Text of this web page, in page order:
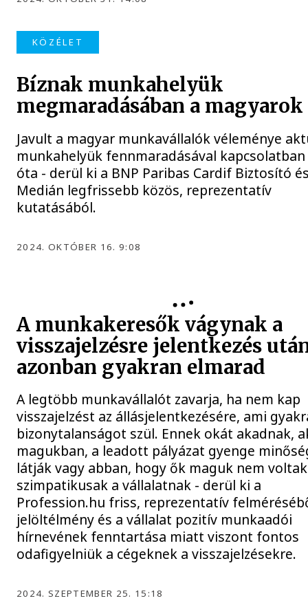
KÖZÉLET
Bíznak munkahelyük
megmaradásában a magyarok
Javult a magyar munkavállalók véleménye
munkahelyük fennmaradásával
óta - derül ki a BNP Paribas Cardif Biztosító
Medián legfrissebb közös, reprezentatív
kutatásából.
2024. OKTÓBER 16. 9:08
A munkakeresők vágynak a
visszajelzésre jelentkezés
azonban gyakran elmarad
A legtöbb munkavállalót zavarja, ha nem kap
visszajelzést az állásjelentkezésére, ami
bizonytalanságot szül. Ennek okát akadnak,
magukban, a leadott pályázat gyenge
látják vagy abban, hogy ők maguk nem voltak
szimpatikusak a vállalatnak - derül ki a
Profession.hu friss, reprezentatív
jelöltélmény és a vállalat pozitív munkaadói
hírnevének fenntartása miatt viszont fontos
odafigyelniük a cégeknek a visszajelzésekre.
2024. SZEPTEMBER 25. 15:18